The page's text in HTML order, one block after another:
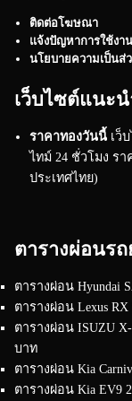
ติดต่อโฆษณา
แจ้งปัญหาการใช้งาน
นโยบายความเป็นส่
เว็บไซต์แนะน
ราคาทองวันนี้ เว็
ไทม์ 24 ชั่วโมง ร
ประเทศไทย)
ตารางผ่อนร
ตารางผ่อน Hyundai
ตารางผ่อน Lexus RX
ตารางผ่อน ISUZU X-
บาท
ตารางผ่อน Kia
ตารางผ่อน Kia EV9